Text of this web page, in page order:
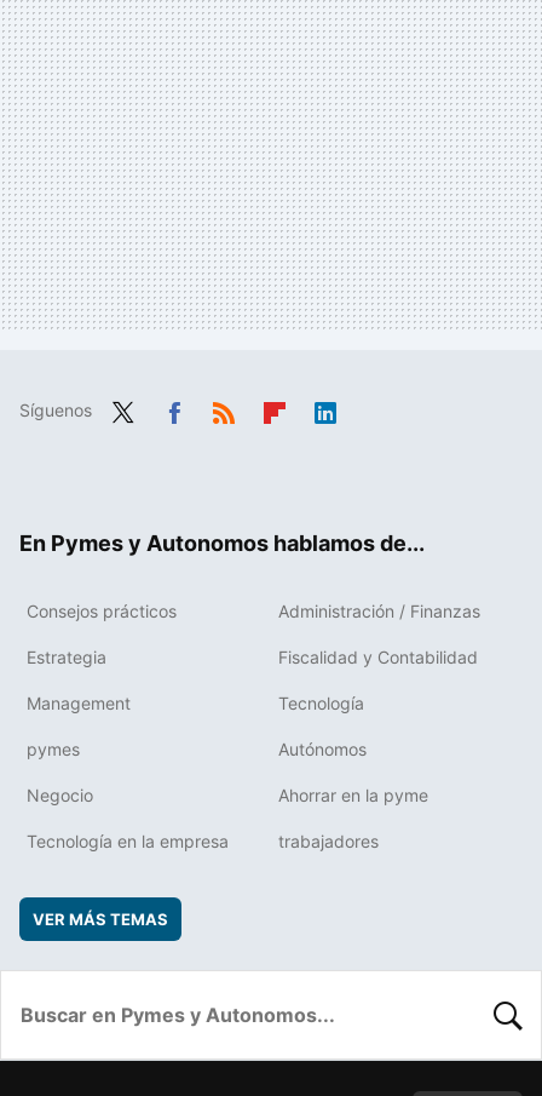
Síguenos
En Pymes y Autonomos hablamos de...
Consejos prácticos Administración / Finanzas
Estrategia Fiscalidad y Contabilidad
Management Tecnología
pymes Autónomos
Negocio Ahorrar en la pyme
Tecnología en la empresa trabajadores
VER MÁS TEMAS